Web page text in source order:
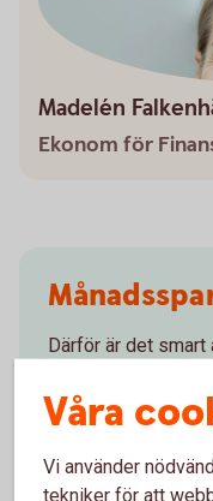
Madelén
Ekonom för
Därför är det smart
Månadsspara
Våra
Vi använder
tekniker för att